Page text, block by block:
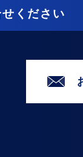
ください